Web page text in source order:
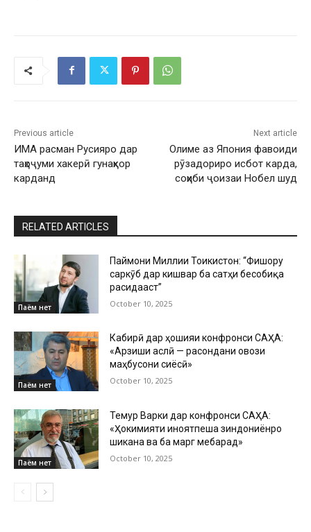
Previous article
ИМА расман Русияро дар
таҳоҷуми хакерӣ гунаҳкор
карданд
Next article
Олиме аз Япония фавоиди
рӯзадориро исбот карда,
соҳиби ҷоизаи Нобел шуд
RELATED ARTICLES
Паём нет
Паймони Миллии Тоҷикистон: “Фишору
саркӯб дар кишвар ба сатҳи бесобиқа
расидааст”
October 10, 2025
Паём нет
Кабирӣ дар ҳошияи конфронси САҲА:
«Арзиши аслӣ — расондани овози
маҳбусони сиёсӣ»
October 10, 2025
Паём нет
Темур Варки дар конфронси САҲА:
«Ҳокимияти ҷиноятпеша зиндониёнро
шиканҷа ва ба марг мебарад»
October 10, 2025